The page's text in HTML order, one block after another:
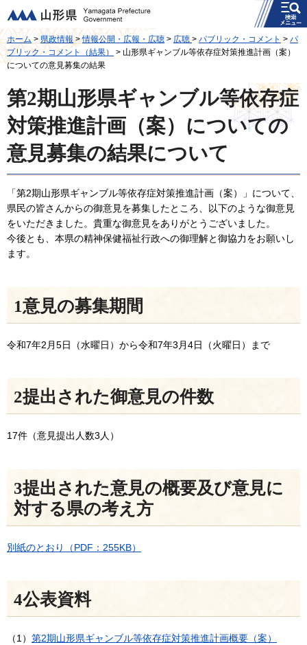
山形県
メニュー
ホーム>県政情報>情報公開・広報・広聴 > 広聴 > パブリック・コメント > パ
ブリック・コメント（結果）
> 山形県ギャンブル等依存症対策推進計画（案）
についての意見募集の結果
第2期山形県ギャンブル等依存症
対策推進計画（案）についての
意見募集の結果について
「第2期山形県ギャンブル等依存症対策推進計画（案）」について、
県民の皆さんからの御意見を募集したところ、以下のような御意見
をいただきました。貴重な御意見をありがとうございました。
今後とも、本県の精神保健福祉行政への御理解と御協力をお願いし
ます。
1意見の募集期間
令和7年2月5日（水曜日）から令和7年3月4日（火曜日）まで
2提出された御意見の件数
17件（意見提出人数3人）
3提出された意見の概要及び意見に
対する県の考え方
別紙のとおり（PDF：255KB）
4公表資料
（1） 第2期山形県ギャンブル等依存症対策推進計画概要（案）